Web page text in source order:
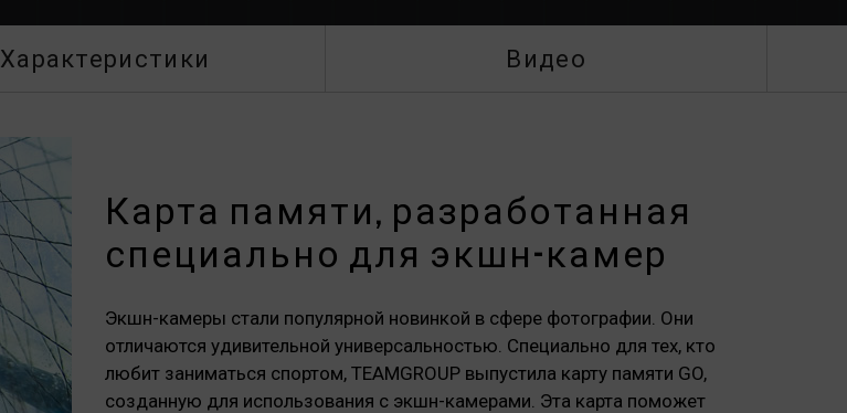
Характеристики Видео
Карта памяти, разработанная
специально для экшн-камер
Экшн-камеры стали популярной новинкой в сфере фотографии. Они
отличаются удивительной универсальностью. Специально для тех, кто
любит заниматься спортом, TEAMGROUP выпустила карту памяти GO,
созданную для использования с экшн-камерами. Эта карта поможет